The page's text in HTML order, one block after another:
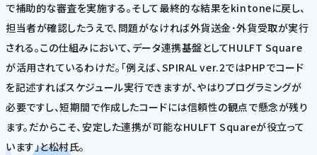
で補助的な審査を実施する。そして最終的な結果をkintoneに戻し、
担当者が確認したうえで、問題がなければ外貨送金･外貨受取が実行
される。この仕組みにおいて、データ連携基盤としてHULFT Square
が活用されているわけだ。「例えば、SPIRAL ver.2ではPHPでコード
を記述すればスケジュール実行できますが、やはりプログラミングが
必要ですし、短期間で作成したコードには信頼性の観点で懸念が残り
ます。だからこそ、安定した連携が可能なHULFT Squareが役立って
います」と松村氏。